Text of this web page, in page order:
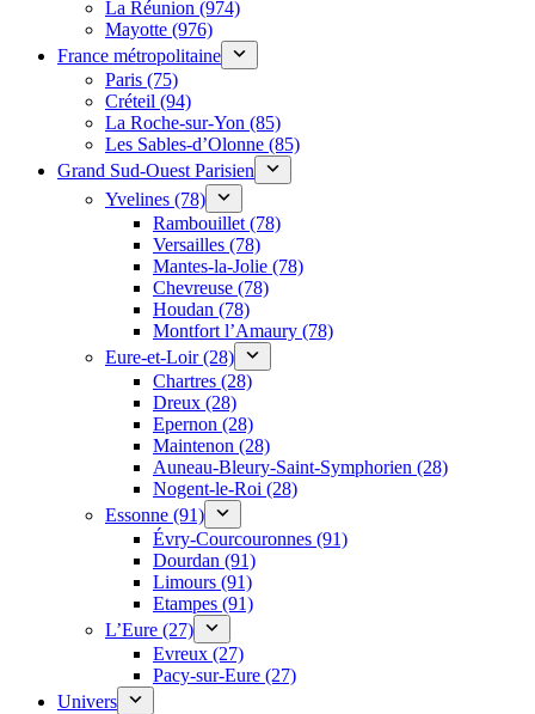
La Réunion (974)
Mayotte (976)
France métropolitaine
Paris (75)
Créteil (94)
La Roche-sur-Yon (85)
Les Sables-d’Olonne (85)
Grand Sud-Ouest Parisien
Yvelines (78)
Rambouillet (78)
Versailles (78)
Mantes-la-Jolie (78)
Chevreuse (78)
Houdan (78)
Montfort l’Amaury (78)
Eure-et-Loir (28)
Chartres (28)
Dreux (28)
Epernon (28)
Maintenon (28)
Auneau-Bleury-Saint-Symphorien (28)
Nogent-le-Roi (28)
Essonne (91)
Évry-Courcouronnes (91)
Dourdan (91)
Limours (91)
Etampes (91)
L’Eure (27)
Evreux (27)
Pacy-sur-Eure (27)
Univers